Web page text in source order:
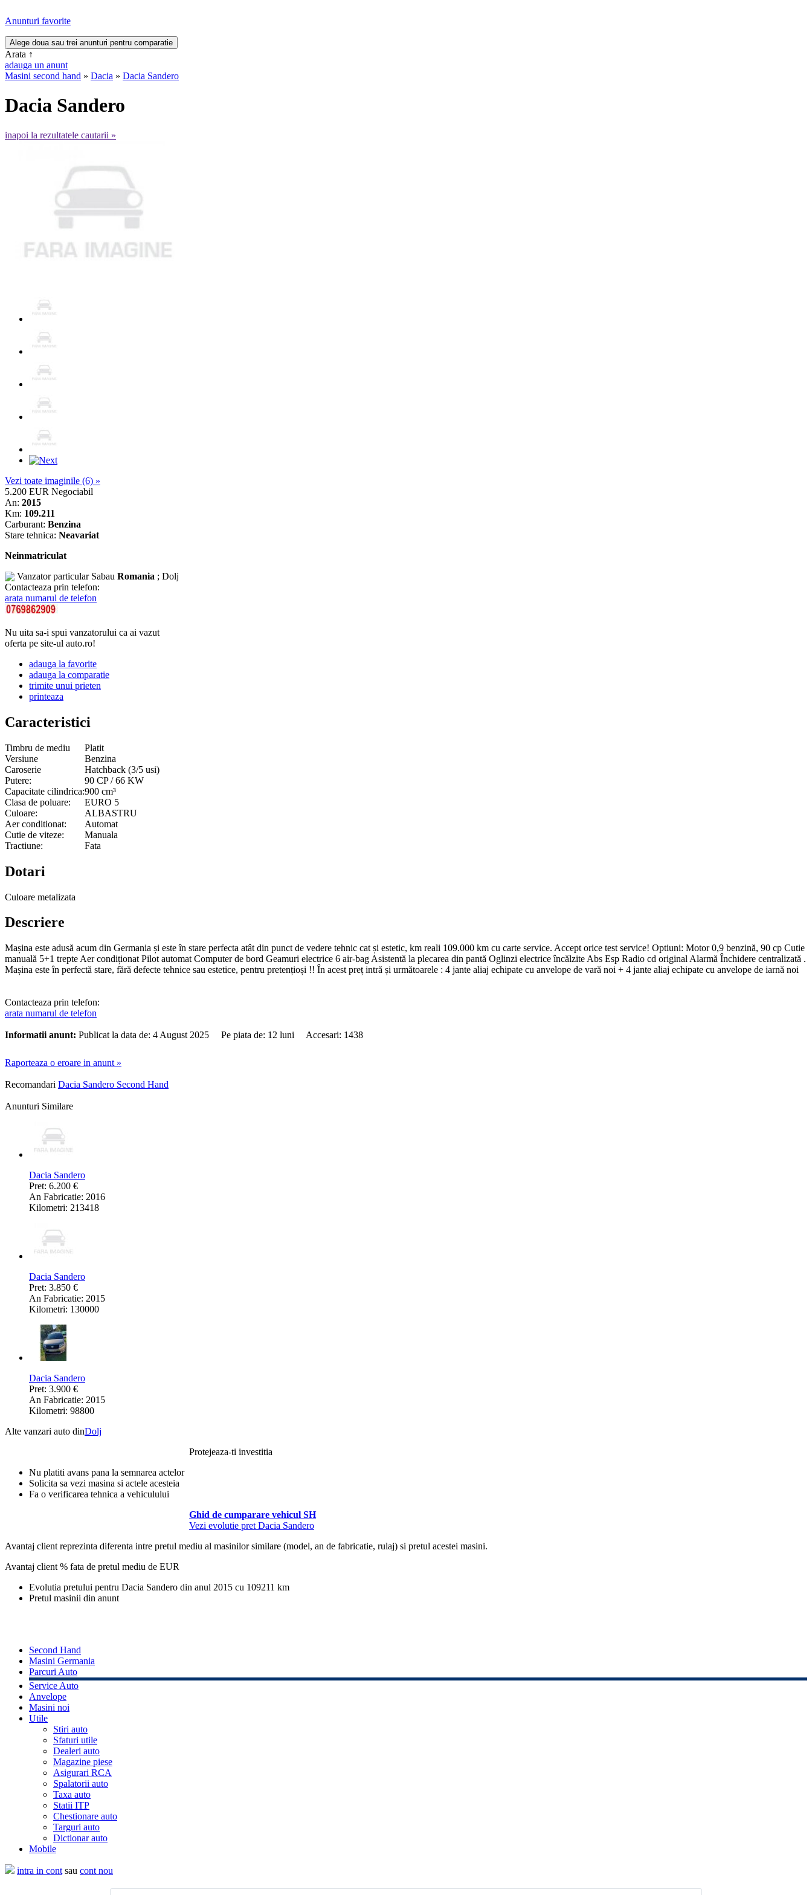
Anunturi favorite
Arata ↑
adauga un anunt
Masini second hand » Dacia » Dacia Sandero
Dacia Sandero
inapoi la rezultatele cautarii »
Vezi toate imaginile (6) »
5.200 EUR Negociabil
An: 2015
Km: 109.211
Carburant: Benzina
Stare tehnica: Neavariat
Neinmatriculat
Vanzator particular Sabau Romania ; Dolj
Contacteaza prin telefon:
arata numarul de telefon
Nu uita sa-i spui vanzatorului ca ai vazut
oferta pe site-ul auto.ro!
adauga la favorite
adauga la comparatie
trimite unui prieten
printeaza
Caracteristici
Timbru de mediu
Platit
Versiune
Benzina
Caroserie
Hatchback (3/5 usi)
Putere:
90 CP / 66 KW
Capacitate cilindrica:900 cm³
Clasa de poluare:
EURO 5
Culoare:
ALBASTRU
Aer conditionat:
Automat
Cutie de viteze:
Manuala
Tractiune:
Fata
Dotari
Culoare metalizata
Descriere
Mașina este adusă acum din Germania și este în stare perfecta atât din punct de vedere tehnic cat și estetic, km reali 109.000 km cu carte service. Accept orice test service! Optiuni: Motor 0,9 benzină, 90 cp Cutie
manuală 5+1 trepte Aer condiționat Pilot automat Computer de bord Geamuri electrice 6 air-bag Asistentă la plecarea din pantă Oglinzi electrice încălzite Abs Esp Radio cd original Alarmă Închidere centralizată .
Mașina este în perfectă stare, fără defecte tehnice sau estetice, pentru pretențioși !! În acest preț intră și următoarele : 4 jante aliaj echipate cu anvelope de vară noi + 4 jante aliaj echipate cu anvelope de iarnă noi
Contacteaza prin telefon:
arata numarul de telefon
Informatii anunt: Publicat la data de: 4 August 2025 Pe piata de: 12 luni Accesari: 1438
Raporteaza o eroare in anunt »
Recomandari Dacia Sandero Second Hand
Anunturi Similare
Dacia Sandero
Pret: 6.200 €
An Fabricatie: 2016
Kilometri: 213418
Dacia Sandero
Pret: 3.850 €
An Fabricatie: 2015
Kilometri: 130000
Dacia Sandero
Pret: 3.900 €
An Fabricatie: 2015
Kilometri: 98800
Alte vanzari auto dinDolj
Protejeaza-ti investitia
Nu platiti avans pana la semnarea actelor
Solicita sa vezi masina si actele acesteia
Fa o verificarea tehnica a vehiculului
Ghid de cumparare vehicul SH
Vezi evolutie pret Dacia Sandero
Avantaj client reprezinta diferenta intre pretul mediu al masinilor similare (model, an de fabricatie, rulaj) si pretul acestei masini.
Avantaj client % fata de pretul mediu de EUR
Evolutia pretului pentru Dacia Sandero din anul 2015 cu 109211 km
Pretul masinii din anunt
Second Hand
Masini Germania
Parcuri Auto
Service Auto
Anvelope
Masini noi
Utile
Stiri auto
Sfaturi utile
Dealeri auto
Magazine piese
Asigurari RCA
Spalatorii auto
Taxa auto
Statii ITP
Chestionare auto
Targuri auto
Dictionar auto
Mobile
intra in cont sau cont nou